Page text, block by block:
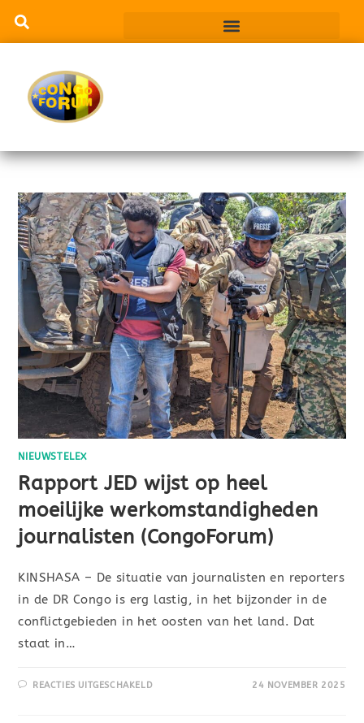
NIEUWSTELEX
Rapport JED wijst op heel
moeilijke werkomstandigheden
journalisten (CongoForum)
KINSHASA – De situatie van journalisten en reporters
in de DR Congo is erg lastig, in het bijzonder in de
conflictgebieden in het oosten van het land. Dat
staat in…
REACTIES UITGESCHAKELD 24 NOVEMBER 2025